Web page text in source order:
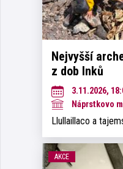
Nejvyšší
z dob Inků
3.11.2026,
Náprstkovo
Llullaillaco a
AKCE